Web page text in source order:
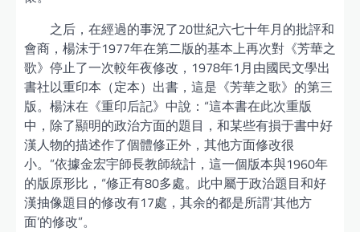
之后，在經過的事況了20世紀六七十年月的批評和
會商，楊沫于1977年在第二版的基本上再次對《芳華之
歌》停止了一次較年夜修改，1978年1月由國民文學出
書社以重印本（定本）出書，這是《芳華之歌》的第三
版。楊沫在《重印后記》中說：“這本書在此次重版
中，除了顯明的政治方面的題目，和某些有損于書中好
漢人物的描述作了個體修正外，其他方面修改很
小。”依據金宏宇師長教師統計，這一個版本與1960年
的版原形比，“修正有80多處。此中屬于政治題目和好
漢抽像題目的修改有17處，其余的都是所謂‘其他方
面’的修改”。